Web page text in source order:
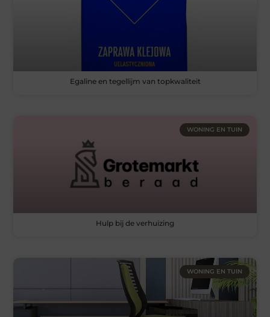
Egaline en tegellijm van topkwaliteit
WONING EN TUIN
Hulp bij de verhuizing
WONING EN TUIN